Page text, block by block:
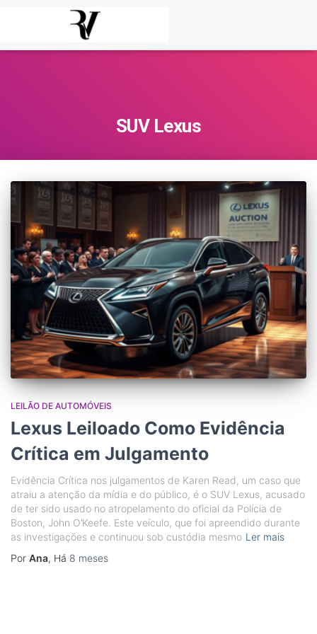
SUV Lexus
LEILÃO DE AUTOMÓVEIS
Lexus Leiloado Como Evidência
Crítica em Julgamento
Evidência Crítica nos julgamentos de Karen Read, um caso que
atraiu a atenção da mídia e do público, é o SUV Lexus, acusado
de ter sido usado no atropelamento do oficial da Polícia de
Boston, John O’Keefe. Este veículo, que foi apreendido durante
as investigações e continuou sob custódia mesmo Ler mais
Por Ana, Há 8 meses